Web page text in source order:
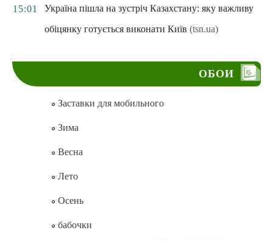
15:01
Україна пішла на зустріч Казахстану: яку важливу
обіцянку готується виконати Київ (tsn.ua)
ОБОИ
Заставки для мобильного
Зима
Весна
Лето
Осень
бабочки